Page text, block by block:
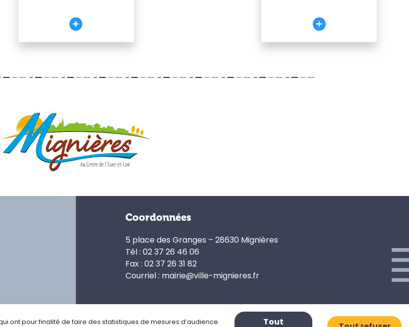
Coordonnées
5 place des Granges – 28630 Mignières
Tél : 02 37 26 46 06
Fax : 02 37 26 31 82
Courriel : mairie@ville-mignieres.fr
ont pour finalité de faire des statistiques de mesures d’audience.
Tout